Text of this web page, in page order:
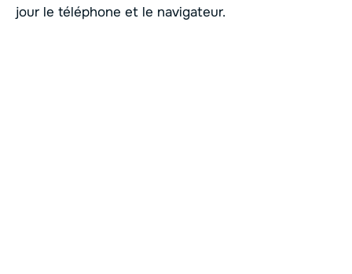
jour le téléphone et le navigateur.